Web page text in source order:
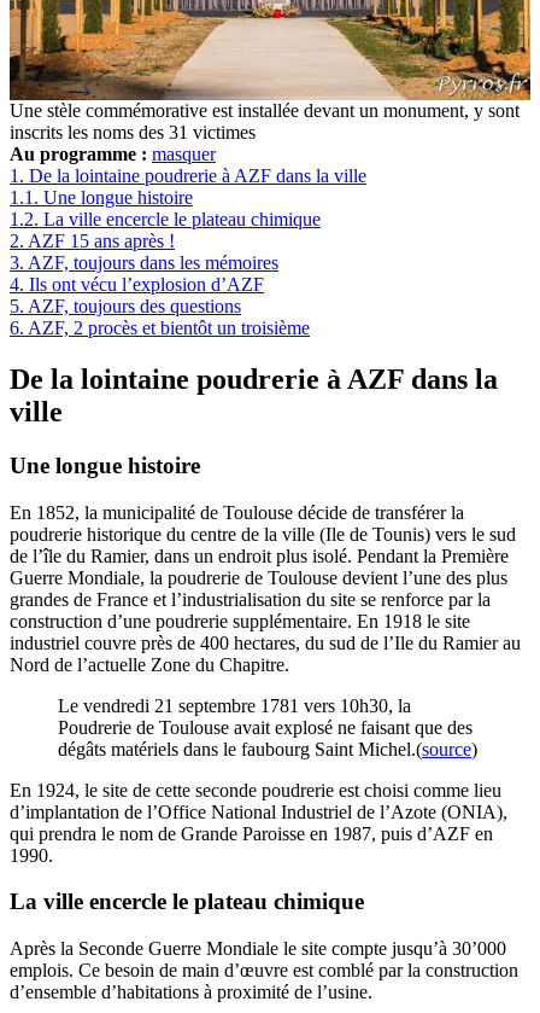
Une stèle commémorative est installée devant un monument, y sont
inscrits les noms des 31 victimes
Au programme : masquer
1. De la lointaine poudrerie à AZF dans la ville
1.1. Une longue histoire
1.2. La ville encercle le plateau chimique
2. AZF 15 ans après !
3. AZF, toujours dans les mémoires
4. Ils ont vécu l’explosion d’AZF
5. AZF, toujours des questions
6. AZF, 2 procès et bientôt un troisième
De la lointaine poudrerie à AZF dans la
ville
Une longue histoire
En 1852, la municipalité de Toulouse décide de transférer la
poudrerie historique du centre de la ville (Ile de Tounis) vers le sud
de l’île du Ramier, dans un endroit plus isolé. Pendant la Première
Guerre Mondiale, la poudrerie de Toulouse devient l’une des plus
grandes de France et l’industrialisation du site se renforce par la
construction d’une poudrerie supplémentaire. En 1918 le site
industriel couvre près de 400 hectares, du sud de l’Ile du Ramier au
Nord de l’actuelle Zone du Chapitre.
Le vendredi 21 septembre 1781 vers 10h30, la
Poudrerie de Toulouse avait explosé ne faisant que des
dégâts matériels dans le faubourg Saint Michel.(source)
En 1924, le site de cette seconde poudrerie est choisi comme lieu
d’implantation de l’Office National Industriel de l’Azote (ONIA),
qui prendra le nom de Grande Paroisse en 1987, puis d’AZF en
1990.
La ville encercle le plateau chimique
Après la Seconde Guerre Mondiale le site compte jusqu’à 30’000
emplois. Ce besoin de main d’œuvre est comblé par la construction
d’ensemble d’habitations à proximité de l’usine.